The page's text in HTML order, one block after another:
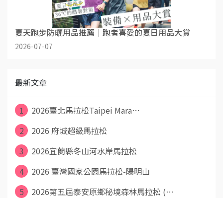
夏天跑步防曬用品推薦｜跑者喜愛的夏日用品大賞
2026-07-07
最新文章
1
2026臺北馬拉松Taipei Mara⋯
2
2026 府城超級馬拉松
3
2026宜蘭縣冬山河水岸馬拉松
4
2026 臺灣國家公園馬拉松-陽明山
5
2026第五屆泰安原鄉秘境森林馬拉松 (⋯